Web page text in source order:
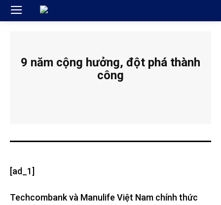
9 năm cộng hưởng, đột phá thành
công
[ad_1]
Techcombank và Manulife Việt Nam chính thức